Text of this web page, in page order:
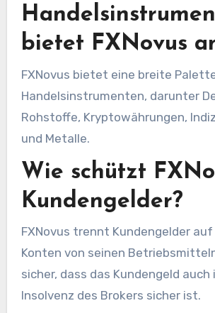
bietet FXNovus
FXNovus bietet eine breite
Handelsinstrumenten, darunter
Rohstoffe, Kryptowährungen,
und Metalle.
Wie schützt
Kundengelder?
FXNovus trennt Kundengelder
Konten von seinen
sicher, dass das Kundengeld auch
Insolvenz des Brokers sicher ist.